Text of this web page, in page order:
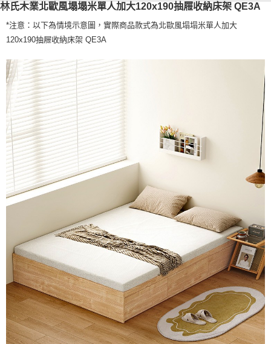
林氏木業北歐風塌塌米單人加大120x190抽屜收納床架 QE3A
*注意：以下為情境示意圖，實際商品款式為北歐風塌塌米單人加大
120x190抽屜收納床架 QE3A